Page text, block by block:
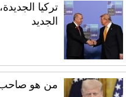
تركيا
الجديد
من هو صاحب